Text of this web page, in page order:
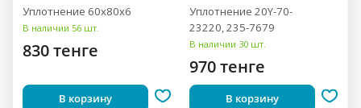
Уплотнение 60x80x6
В наличии 56 шт.
830 тенге
В корзину
Уплотнение 20Y-70-
23220, 235-7679
В наличии 30 шт.
970 тенге
В корзину